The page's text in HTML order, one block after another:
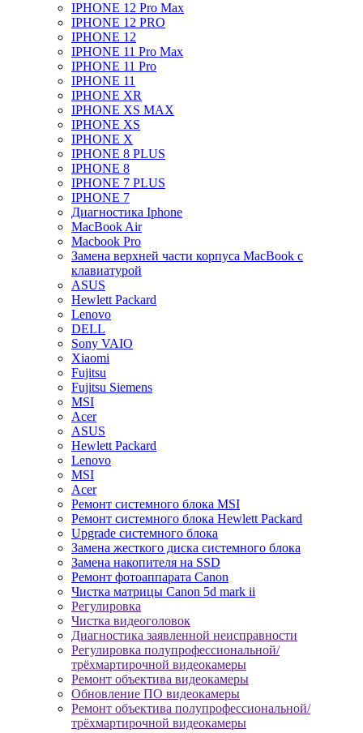
IPHONE 12 Pro Max
IPHONE 12 PRO
IPHONE 12
IPHONE 11 Pro Max
IPHONE 11 Pro
IPHONE 11
IPHONE XR
IPHONE XS MAX
IPHONE XS
IPHONE X
IPHONE 8 PLUS
IPHONE 8
IPHONE 7 PLUS
IPHONE 7
Диагностика Iphone
MacBook Air
Macbook Pro
Замена верхней части корпуса MacBook с
клавиатурой
ASUS
Hewlett Packard
Lenovo
DELL
Sony VAIO
Xiaomi
Fujitsu
Fujitsu Siemens
MSI
Acer
ASUS
Hewlett Packard
Lenovo
MSI
Acer
Ремонт системного блока MSI
Ремонт системного блока Hewlett Packard
Upgrade системного блока
Замена жесткого диска системного блока
Замена накопителя на SSD
Ремонт фотоаппарата Canon
Чистка матрицы Canon 5d mark ii
Регулировка
Чистка видеоголовок
Диагностика заявленной неисправности
Регулировка полупрофессиональной/
трёхмартирочной видеокамеры
Ремонт объектива видеокамеры
Обновление ПО видеокамеры
Ремонт объектива полупрофессиональной/
трёхмартирочной видеокамеры